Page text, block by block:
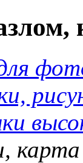
карта